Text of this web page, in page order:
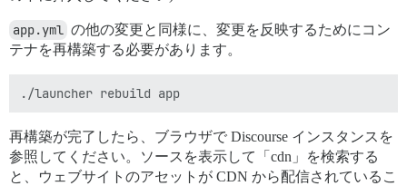
app.yml の他の変更と同様に、変更を反映するためにコン
テナを再構築する必要があります。
再構築が完了したら、ブラウザで Discourse インスタンスを
参照してください。ソースを表示して「cdn」を検索する
と、ウェブサイトのアセットが CDN から配信されているこ